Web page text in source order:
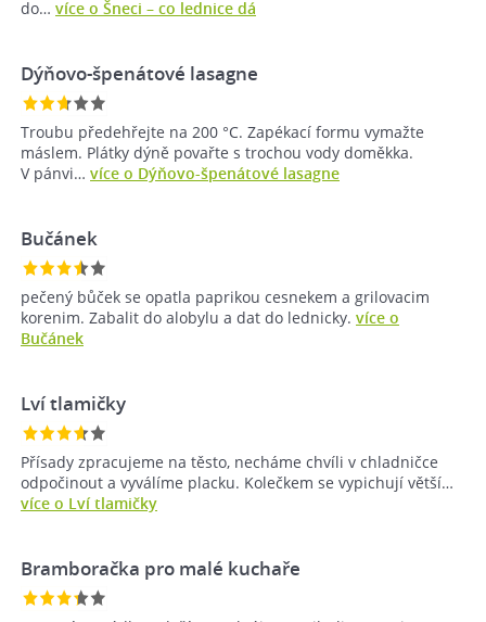
do… více o Šneci – co lednice dá
Dýňovo-špenátové lasagne
Troubu předehřejte na 200 °C. Zapékací formu vymažte
máslem. Plátky dýně povařte s trochou vody doměkka.
V pánvi… více o Dýňovo-špenátové lasagne
Bučánek
pečený bůček se opatla paprikou cesnekem a grilovacim
korenim. Zabalit do alobylu a dat do lednicky. více o
Bučánek
Lví tlamičky
Přísady zpracujeme na těsto, necháme chvíli v chladničce
odpočinout a vyválíme placku. Kolečkem se vypichují větší…
více o Lví tlamičky
Bramboračka pro malé kuchaře